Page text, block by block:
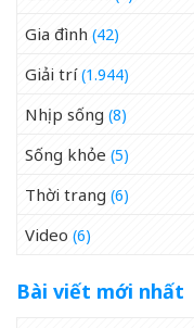
Gia đình (42)
Giải trí(1.944)
Nhịp sống (8)
Sống khỏe (5)
Thời trang (6)
Video (6)
Bài viết mới nhất